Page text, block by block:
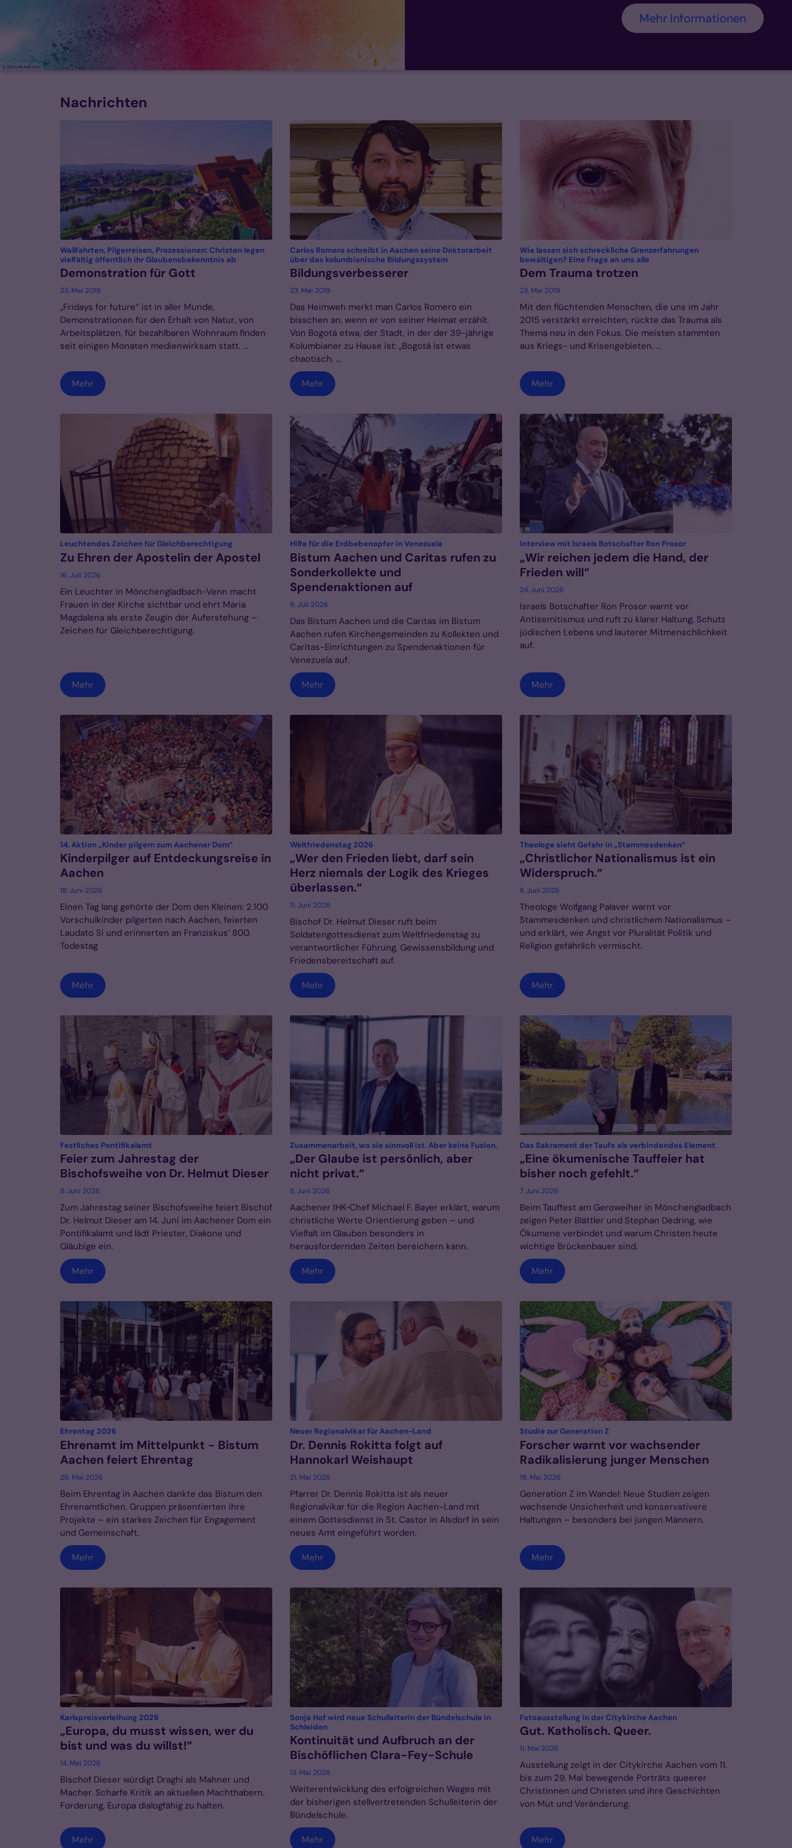
© Bistum Aachen
Mehr Informationen
Nachrichten
Wallfahrten, Pilgerreisen, Prozessionen: Christen legen
vielfältig öffentlich ihr Glaubensbekenntnis ab
Demonstration für Gott
23. Mai 2019
„Fridays for future“ ist in aller Munde,
Demonstrationen für den Erhalt von Natur, von
Arbeitsplätzen, für bezahlbaren Wohnraum finden
seit einigen Monaten medienwirksam statt. ...
Mehr
Carlos Romero schreibt in Aachen seine Doktorarbeit
über das kolumbianische Bildungssystem:
Bildungsverbesserer
23. Mai 2019
Das Heimweh merkt man Carlos Romero ein
bisschen an, wenn er von seiner Heimat erzählt.
Von Bogotá etwa, der Stadt, in der der 39-jährige
Kolumbianer zu Hause ist: „Bogotá ist etwas
chaotisch, ...
Mehr
Wie lassen sich schreckliche Grenzerfahrungen
bewältigen? Eine Frage an uns alle
Dem Trauma trotzen
23. Mai 2019
Mit den flüchtenden Menschen, die uns im Jahr
2015 verstärkt erreichten, rückte das Trauma als
Thema neu in den Fokus. Die meisten stammten
aus Kriegs- und Krisengebieten. ...
Mehr
Leuchtendes Zeichen für Gleichberechtigung
Zu Ehren der Apostelin der Apostel
16. Juli 2026
Ein Leuchter in Mönchengladbach-Venn macht
Frauen in der Kirche sichtbar und ehrt Maria
Magdalena als erste Zeugin der Auferstehung –
Zeichen für Gleichberechtigung.
Mehr
Hilfe für die Erdbebenopfer in Venezuela
Bistum Aachen und Caritas rufen zu
Sonderkollekte und
Spendenaktionen auf
9. Juli 2026
Das Bistum Aachen und die Caritas im Bistum
Aachen rufen Kirchengemeinden zu Kollekten und
Caritas-Einrichtungen zu Spendenaktionen für
Venezuela auf.
Mehr
Interview mit Israels Botschafter Ron Prosor:
„Wir reichen jedem die Hand, der
Frieden will“
24. Juni 2026
Israels Botschafter Ron Prosor warnt vor
Antisemitismus und ruft zu klarer Haltung, Schutz
jüdischen Lebens und lauterer Mitmenschlichkeit
auf.
Mehr
14. Aktion „Kinder pilgern zum Aachener Dom“:
Kinderpilger auf Entdeckungsreise in
Aachen
18. Juni 2026
Einen Tag lang gehörte der Dom den Kleinen: 2.100
Vorschulkinder pilgerten nach Aachen, feierten
Laudato Si und erinnerten an Franziskus’ 800.
Todestag
Mehr
Weltfriedenstag 2026:
„Wer den Frieden liebt, darf sein
Herz niemals der Logik des Krieges
überlassen.“
11. Juni 2026
Bischof Dr. Helmut Dieser ruft beim
Soldatengottesdienst zum Weltfriedenstag zu
verantwortlicher Führung, Gewissensbildung und
Friedensbereitschaft auf.
Mehr
Theologe sieht Gefahr in „Stammesdenken“:
„Christlicher Nationalismus ist ein
Widerspruch.“
8. Juni 2026
Theologe Wolfgang Palaver warnt vor
Stammesdenken und christlichem Nationalismus –
und erklärt, wie Angst vor Pluralität Politik und
Religion gefährlich vermischt.
Mehr
Festliches Pontifikalamt
Feier zum Jahrestag der
Bischofsweihe von Dr. Helmut Dieser
8. Juni 2026
Zum Jahrestag seiner Bischofsweihe feiert Bischof
Dr. Helmut Dieser am 14. Juni im Aachener Dom ein
Pontifikalamt und lädt Priester, Diakone und
Gläubige ein.
Mehr
Zusammenarbeit, wo sie sinnvoll ist. Aber keine Fusion.:
„Der Glaube ist persönlich, aber
nicht privat.“
8. Juni 2026
Aachener IHK‑Chef Michael F. Bayer erklärt, warum
christliche Werte Orientierung geben – und
Vielfalt im Glauben besonders in
herausfordernden Zeiten bereichern kann.
Mehr
Das Sakrament der Taufe als verbindendes Element
„Eine ökumenische Tauffeier hat
bisher noch gefehlt.“
7. Juni 2026
Beim Tauffest am Geroweiher in Mönchengladbach
zeigen Peter Blättler und Stephan Dedring, wie
Ökumene verbindet und warum Christen heute
wichtige Brückenbauer sind.
Mehr
Ehrentag 2026:
Ehrenamt im Mittelpunkt - Bistum
Aachen feiert Ehrentag
26. Mai 2026
Beim Ehrentag in Aachen dankte das Bistum den
Ehrenamtlichen. Gruppen präsentierten ihre
Projekte – ein starkes Zeichen für Engagement
und Gemeinschaft.
Mehr
Neuer Regionalvikar für Aachen-Land
Dr. Dennis Rokitta folgt auf
Hannokarl Weishaupt
21. Mai 2026
Pfarrer Dr. Dennis Rokitta ist als neuer
Regionalvikar für die Region Aachen-Land mit
einem Gottesdienst in St. Castor in Alsdorf in sein
neues Amt eingeführt worden.
Mehr
Studie zur Generation Z
Forscher warnt vor wachsender
Radikalisierung junger Menschen
19. Mai 2026
Generation Z im Wandel: Neue Studien zeigen
wachsende Unsicherheit und konservativere
Haltungen – besonders bei jungen Männern.
Mehr
Karlspreisverleihung 2026:
„Europa, du musst wissen, wer du
bist und was du willst!“
14. Mai 2026
Bischof Dieser würdigt Draghi als Mahner und
Macher. Scharfe Kritik an aktuellen Machthabern.
Forderung, Europa dialogfähig zu halten.
Mehr
Sonja Hof wird neue Schulleiterin der Bündelschule in
Schleiden
Kontinuität und Aufbruch an der
Bischöflichen Clara-Fey-Schule
13. Mai 2026
Weiterentwicklung des erfolgreichen Weges mit
der bisherigen stellvertretenden Schulleiterin der
Bündelschule.
Mehr
Fotoausstellung in der Citykirche Aachen
Gut. Katholisch. Queer.
11. Mai 2026
Ausstellung zeigt in der Citykirche Aachen vom 11.
bis zum 29. Mai bewegende Porträts queerer
Christinnen und Christen und ihre Geschichten
von Mut und Veränderung.
Mehr